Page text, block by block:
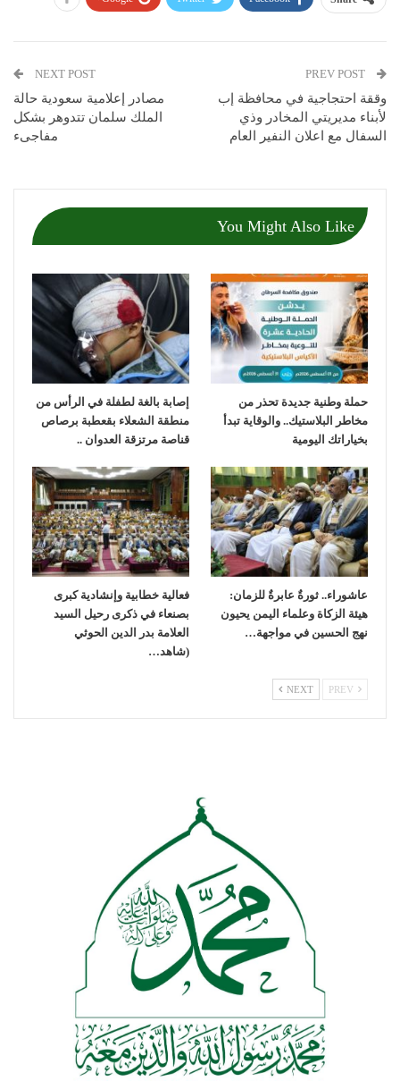
وققة احتجاجية في محافظة إب
لأبناء مديريتي المخادر وذي
السفال مع اعلان النفير العام
NEXT POST
مصادر إعلامية سعودية حالة
الملك سلمان تتدوهر بشكل
مفاجىء
You Might Also Like
حملة وطنية جديدة تحذر من
مخاطر البلاستيك.. والوقاية تبدأ
بخياراتك اليومية
إصابة بالغة لطفلة في الرأس من
منطقة الشعلاء بقعطبة برصاص
قناصة مرتزقة العدوان ..
عاشوراء.. ثورةٌ عابرةٌ للزمان:
هيئة الزكاة وعلماء اليمن يحيون
نهج الحسين في مواجهة…
فعالية خطابية وإنشادية كبرى
بصنعاء في ذكرى رحيل السيد
العلامة بدر الدين الحوثي
(شاهد…
NEXT